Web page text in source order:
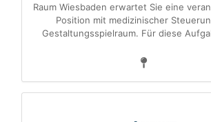
Raum Wiesbaden erwartet Sie eine
Position mit medizinischer
Gestaltungsspielraum. Für diese